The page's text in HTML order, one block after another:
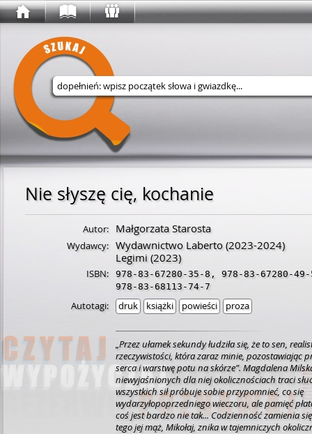
Wyszukaj w serwisie
Nie słyszę cię, kochanie
Autor: Małgorzata Starosta
Wydawcy: Wydawnictwo Laberto(2023-2024)
Legimi (2023)
ISBN: 978-83-67280-35-8, 978-83-67280-49-
978-83-68113-74-7
Autotagi: druk książki powieści proza
„Przez ułamek sekundy łudziła się, że to sen,
rzeczywistości, która zaraz minie, pozostawiając
serca i warstwę potu na skórze”. Magdalena
niewyjaśnionych dla niej okolicznościach traci
wszystkich sił próbuje sobie przypomnieć, co się
wydarzyłopoprzedniego wieczoru, ale pamięć
coś jest bardzo nie tak... Codzienność zamienia
tego jej mąż, Mikołaj, znika w tajemniczych